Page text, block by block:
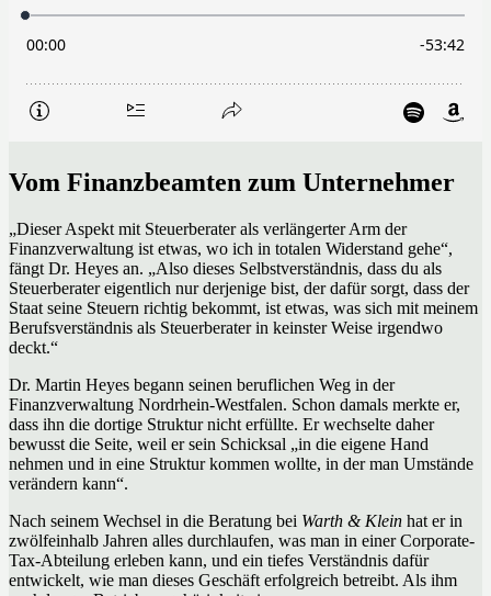
Vom Finanzbeamten zum Unternehmer
„Dieser Aspekt mit Steuerberater als verlängerter Arm der
Finanzverwaltung ist etwas, wo ich in totalen Widerstand gehe“,
fängt Dr. Heyes an. „Also dieses Selbstverständnis, dass du als
Steuerberater eigentlich nur derjenige bist, der dafür sorgt, dass der
Staat seine Steuern richtig bekommt, ist etwas, was sich mit meinem
Berufsverständnis als Steuerberater in keinster Weise irgendwo
deckt.“
Dr. Martin Heyes begann seinen beruflichen Weg in der
Finanzverwaltung Nordrhein-Westfalen. Schon damals merkte er,
dass ihn die dortige Struktur nicht erfüllte. Er wechselte daher
bewusst die Seite, weil er sein Schicksal „in die eigene Hand
nehmen und in eine Struktur kommen wollte, in der man Umstände
verändern kann“.
Nach seinem Wechsel in die Beratung bei Warth & Klein hat er in
zwölfeinhalb Jahren alles durchlaufen, was man in einer Corporate-
Tax-Abteilung erleben kann, und ein tiefes Verständnis dafür
entwickelt, wie man dieses Geschäft erfolgreich betreibt. Als ihm